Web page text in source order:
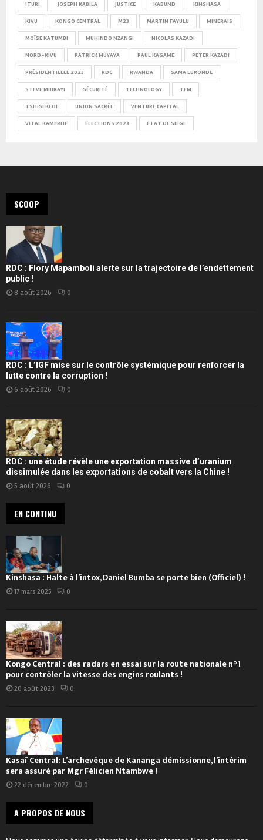
ITURI JOSEPH KABILA JUSTICE KABUND KINSHASA
KIVU KONGO CENTRAL M23 MARTIN FAYULU MINERAIS
MOÏSE KATUMBI MUHINDO NZANGI NICOLAS KAZADI
NORD-KIVU PATRICK MUYAYA PAUL KAGAME PETER KAZADI
PRÉSIDENTIELLE 2023 RDC RWANDA SAMA LUKONDE
STEVE MBIKAYI SÉCURITÉ TECHNOLOGY TFM
TSHISEKEDI UNION SACRÉE VENTURE CAPITAL
VITAL KAMERHE ÉLECTIONS 2023 ÉTAT DE SIÈGE
SCOOP
RDC : Flory Mapamboli alerte sur la trajectoire de l’endettement
public !
8 août 2026 0
RDC : L’IGF mise sur le contrôle systémique pour renforcer la
lutte contre la corruption !
6 août 2026 0
RDC : une étude révèle une exportation massive d’uranium
dissimulée dans les exportations de cobalt vers la Chine !
5 août 2026 0
EN CONTINU
Kinshasa : Halte à l’intox, Daniel Bumba se porte bien (Officiel) !
17 mars 2025 0
Kongo Central : des radars en essai sur la route nationale n°1
pour contrôler la vitesse des engins roulants !
20 août 2023 0
Kasaï Central: L’archevêque de Kananga démissionne, l’intérim
sera assuré par Mgr Félicien Ntambwe !
22 décembre 2022 0
A PROPOS DE NOUS